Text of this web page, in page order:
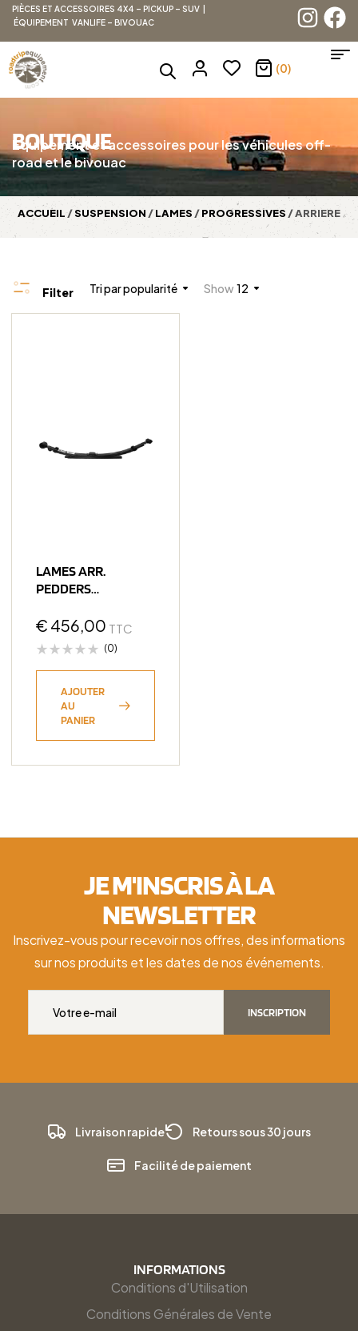
PIÈCES ET ACCESSOIRES 4X4 – PICKUP – SUV |
ÉQUIPEMENT VANLIFE – BIVOUAC
(0)
BOUTIQUE
Équipement et accessoires pour les véhicules off-
road et le bivouac
ACCUEIL /SUSPENSION /LAMES /PROGRESSIVES / ARRIERE
Filter Tri par popularité Show12
LAMES ARR.
PEDDERS
RANGER PX IV 2023+
€ 456,00 TTC
(0)
AJOUTER
AU
PANIER
JE M'INSCRIS À LA
NEWSLETTER
Inscrivez-vous pour recevoir nos offres, des informations
sur nos produits et les dates de nos événements.
INSCRIPTION
Livraison rapide Retours sous 30 jours
Facilité de paiement
INFORMATIONS
Conditions d'Utilisation
Conditions Générales de Vente